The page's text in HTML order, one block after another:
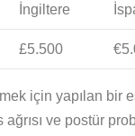
İngiltere
£5.500
için yapılan
ağrısı ve postür